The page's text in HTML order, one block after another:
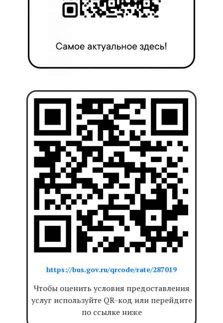
https://bus.gov.ru/qrcode/rate/287019
Чтобы оценить условия предоставления
услуг используйте QR-код или перейдите
по ссылке ниже